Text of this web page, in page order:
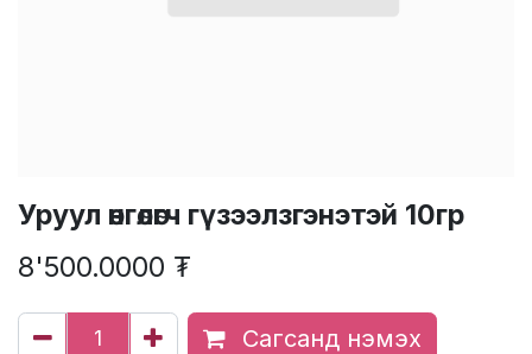
Уруул өнгөлөгч гүзээлзгэнэтэй 10гр
8'500.0000 ₮
Сагсанд нэмэх